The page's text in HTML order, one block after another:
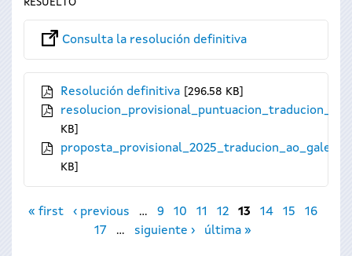
RESUELTO
Consulta la resolución definitiva
Resolución definitiva 296.58 KB
KB
KB
Páginas
« first ‹ previous … 9 10 11 12 13 14 15
16
17
… siguiente › última »